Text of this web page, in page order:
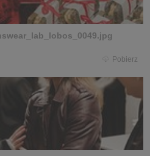
Pobierz